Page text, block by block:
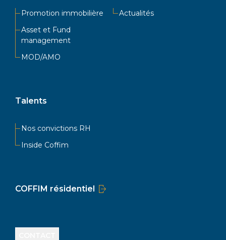
Promotion immobilière
Asset et Fund
management
MOD/AMO
Actualités
Talents
Nos convictions RH
Inside Coffim
COFFIM résidentiel